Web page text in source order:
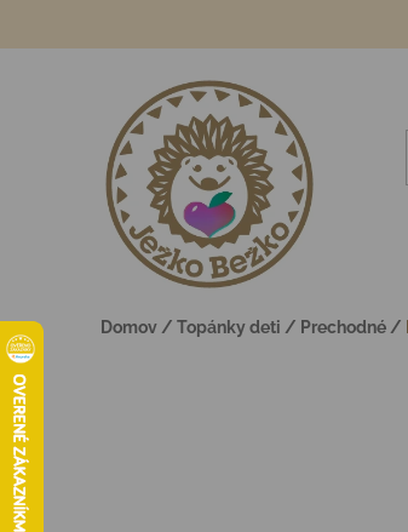
Domov / Topánky deti / Prechodné /